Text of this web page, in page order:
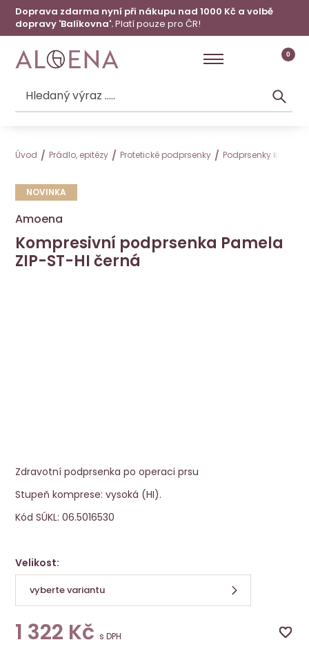
Doprava zdarma nyní při nákupu nad 1000 Kč a volbě
dopravy 'Balíkovna'.Platí pouze pro ČR!
0
Úvod Prádlo, epitézy Protetické podprsenky Podprsenky
NOVINKA
Amoena
Kompresivní podprsenka Pamela
ZIP-ST-HI černá
Zdravotní podprsenka po operaci prsu
Stupeň komprese: vysoká (HI).
Kód SÚKL: 06.5016530
Velikost:
vyberte variantu
1 322 Kčs DPH